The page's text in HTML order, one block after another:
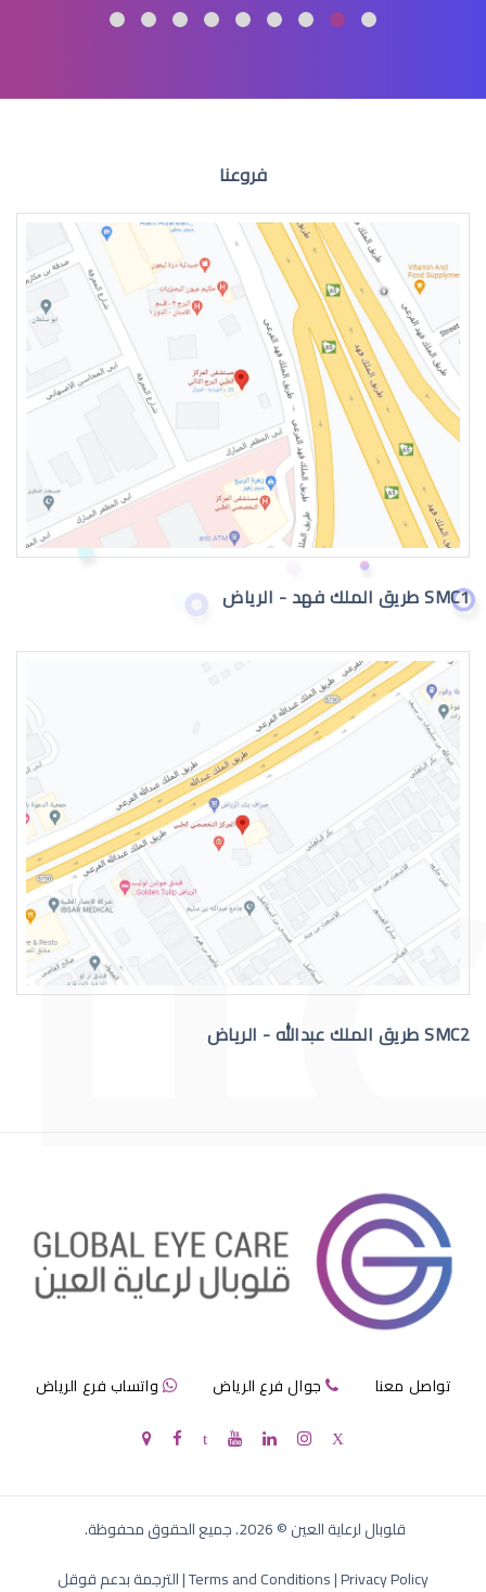
الماء الازرق للعين
اعراض الماء الازرق بالعين
اسباب الماء الازرق بالعين
علاج الماء الازرق بالعين
مرض الماء الازرق بالعين
فروعنا
SMC1 طريق الملك فهد - الرياض
SMC2 طريق الملك عبدالله - الرياض
تواصل معنا جوال فرع الرياض واتساب فرع الرياض
قلوبال لرعاية العين©
2026. جميع الحقوق محفوظة.
Terms and Conditions|Privacy Policy
|الترجمة بدعم قوقل